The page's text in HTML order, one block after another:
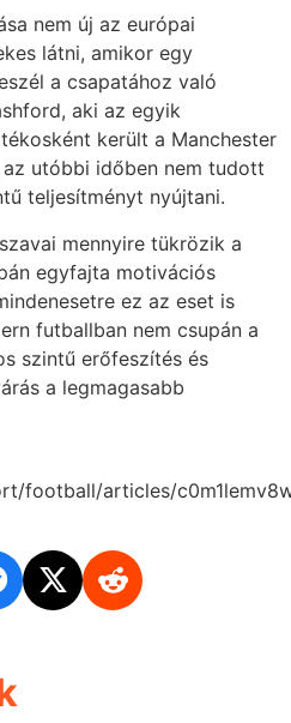
nem új az európai
látni, amikor egy
a csapatához való
aki az egyik
került a Manchester
utóbbi időben nem tudott
teljesítményt nyújtani.
mennyire tükrözik a
egyfajta motivációs
ez az eset is
futballban nem csupán a
szintű erőfeszítés és
a legmagasabb
football/articles/